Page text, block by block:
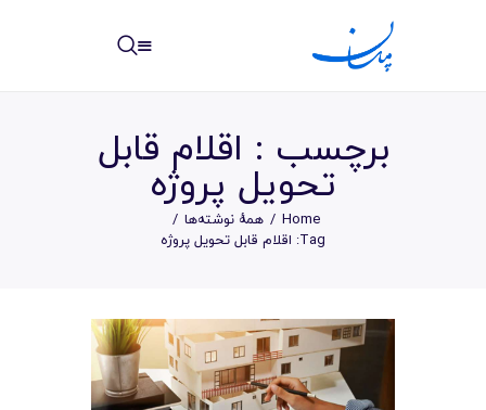
برچسب : اقلام قابل
تحويل پروژه
Home
همهٔ نوشته‌ها
Tag: اقلام قابل تحويل پروژه
خانه
مرکز آموزش
امکانات